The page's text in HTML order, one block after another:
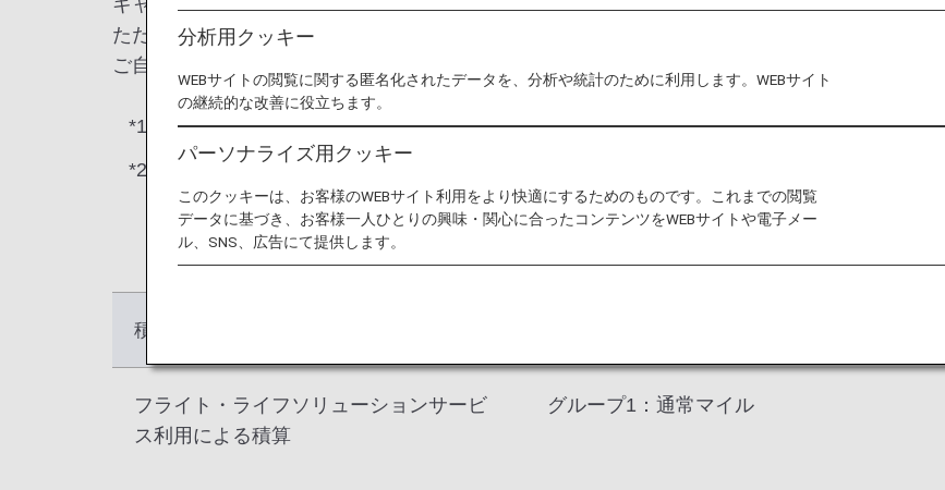
キャンペーンなどで積算されるマイルは、グループ2～4（下記参照）のいずれかに積算され
ただける特典と各種お手続きが異なりますので、内容をご確認のうえご活用ください。
ご自身のグループごとの保有マイルは
*1.
ライフソリューションサービスとは飛行機の利用以外に、買い物など生活におけるさま
*2.
一部のキャンペーンではグループ1（通常マイル）に積算される場合があります。マイ
ペーンのウェブサイトでご案内いたします。
積算事由
フライト・ライフソリューションサービ
ス利用による積算
グループ1：通常マイル
分析用クッキー
WEBサイトの閲覧に関する匿名化されたデータを、分析や統計のために利用します。WEBサイト
の継続的な改善に役立ちます。
パーソナライズ用クッキー
このクッキーは、お客様のWEBサイト利用をより快適にするためのものです。これまでの閲覧
データに基づき、お客様一人ひとりの興味・関心に合ったコンテンツをWEBサイトや電子メー
ル、SNS、広告にて提供します。